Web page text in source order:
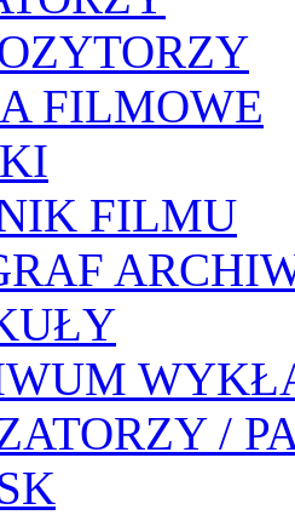
FILMOWE
FILMU
/